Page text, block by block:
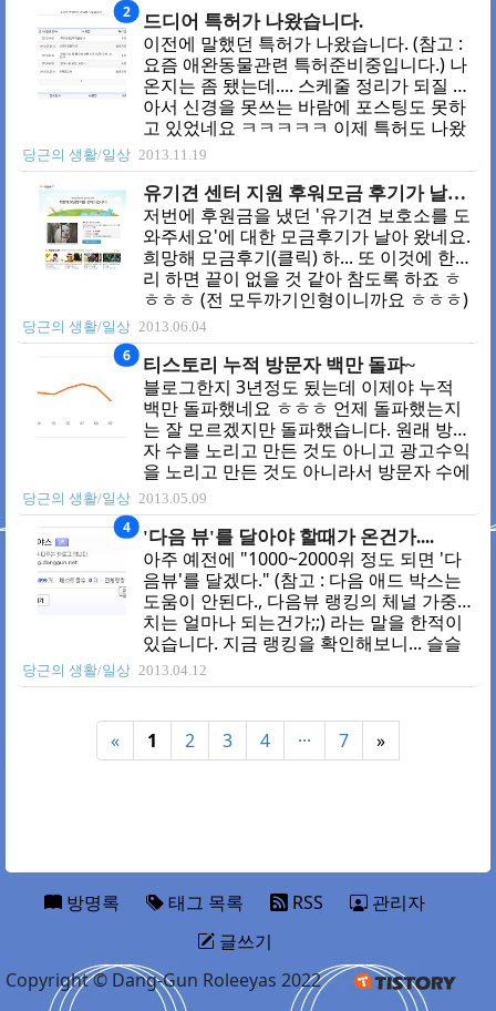
2
드디어 특허가 나왔습니다.
이전에 말했던 특허가 나왔습니다. (참고 :
요즘 애완동물관련 특허준비중입니다.) 나
온지는 좀 됐는데.... 스케줄 정리가 되질 않
아서 신경을 못쓰는 바람에 포스팅도 못하
고 있었네요 ㅋㅋㅋㅋㅋ 이제 특허도 나왔
겠다 동물보호에 관한 글좀 써야 되는
데.,.... 시간이 날지 모르겠네요 ㅎㅎㅎ
당근의 생활/일상 2013.11.19
유기견 센터 지원 후워모금 후기가 날아 왔군요.
저번에 후원금을 냈던 '유기견 보호소를 도
와주세요'에 대한 모금후기가 날아 왔네요.
희망해 모금후기(클릭) 하... 또 이것에 한소
리 하면 끝이 없을 것 같아 참도록 하죠 ㅎ
ㅎㅎㅎ (전 모두까기인형이니까요 ㅎㅎㅎ)
여튼 유기견들이 행복하게 살았으면 좋겠
다는 마음으로 후원했습니다. 깔건 까더라
도 할껀 해야죠 ㅎㅎㅎ
당근의 생활/일상 2013.06.04
6
티스토리 누적 방문자 백만 돌파~
블로그한지 3년정도 됬는데 이제야 누적
백만 돌파했네요 ㅎㅎㅎ 언제 돌파했는지
는 잘 모르겠지만 돌파했습니다. 원래 방문
자 수를 노리고 만든 것도 아니고 광고수익
을 노리고 만든 것도 아니라서 방문자 수에
민감하진 안습니다. 그래도 요즘 평균
2000명이하가 되서 가슴이 아프네요 ㅜㅜ
광고수익은 거의 그대로인데 방문자 숫자
만 줄어든것으로 보아 티스토리쪽 방문자
체크 알고리즘이 달라진것 같기도 하고;;;
제 예상과는 전혀 다른 컨텐츠들이 인기 폭
발이라......이걸 좋아해야 하는 건지 아닌지
-_-a 리뉴얼 준비를 몇번했다가 포기하고
요즘 다시 리뉴얼 준비를 하고 있습니다 ㅋ
ㅋㅋ 예전보다 html실력이 좋아 젔거든요
당근의 생활/일상 2013.05.09
4
'다음 뷰'를 달아야 할때가 온건가....
아주 예전에 "1000~2000위 정도 되면 '다
음뷰'를 달겠다." (참고 : 다음 애드 박스는
도움이 안된다., 다음뷰 랭킹의 체널 가중
치는 얼마나 되는건가;;) 라는 말을 한적이
있습니다. 지금 랭킹을 확인해보니... 슬슬
2000위 안으로 들어가나 싶었지만 거의 6
개월 동안 이정도 랭킹에서 왔다 갔다 하는
뿐입니다. (제 블로그 방문자수를 보시면
알수 있죠-_-;;;;;;) 꾸준글로 랭킹이 올라간
개한 것들)된 자료와 제 블로그 수익과 비
교 했을 때 ..
당근의 생활/일상 2013.04.12
« 1 2 3 4 ··· 7 »
방명록 태그 목록 RSS
관리자
글쓰기
Copyright © Dang-Gun Roleeyas 2022